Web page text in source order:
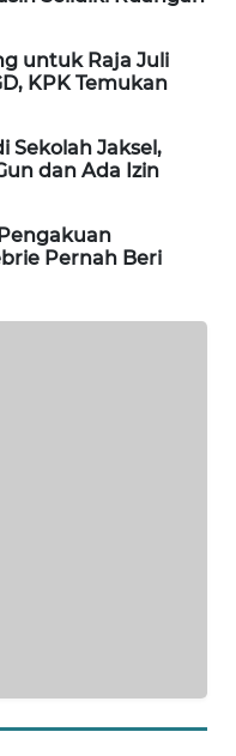
untuk Raja Juli
KPK Temukan
Sekolah Jaksel,
dan Ada Izin
Pernah Beri